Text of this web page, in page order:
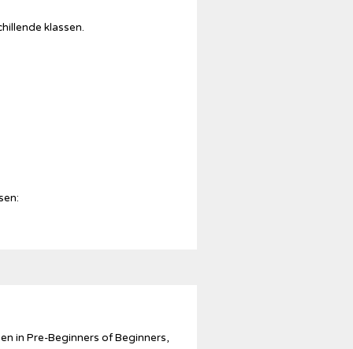
klassen.
in Pre-Beginners of Beginners,